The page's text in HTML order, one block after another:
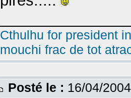
Cthulhu for president
mouchi frac de tot
Posté le : 16/04/